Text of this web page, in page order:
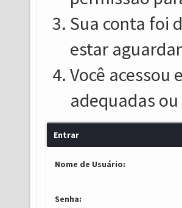
Sua conta foi
estar
Você
adequadas
Entrar
Nome de Usuário:
Senha: